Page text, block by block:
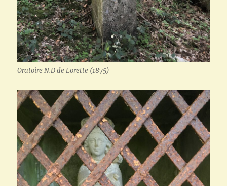
Oratoire N.D de Lorette (1875)